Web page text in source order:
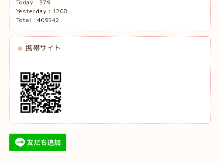
Today : 379
Yesterday : 1208
Total : 409542
携帯サイト